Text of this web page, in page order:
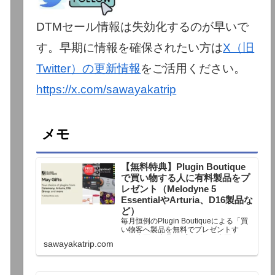
DTMセール情報は失効化するのが早いで
す。早期に情報を確保されたい方はX（旧
Twitter）の更新情報をご活用ください。
https://x.com/sawayakatrip
メモ
【無料特典】Plugin Boutique
で買い物する人に有料製品をプ
レゼント（Melodyne 5
EssentialやArturia、D16製品な
ど）
毎月恒例のPlugin Boutiqueによる「買
い物客へ製品を無料でプレゼントす
る」企画。今月もプレゼント企画が用
定額以上のお金を出して何かを購入す
sawayakatrip.com